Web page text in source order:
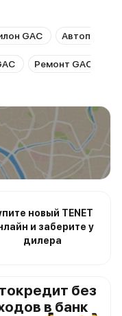
GAC Автополе
Ремонт GAC
новый TENET
и заберите у
дилера
без
в банк